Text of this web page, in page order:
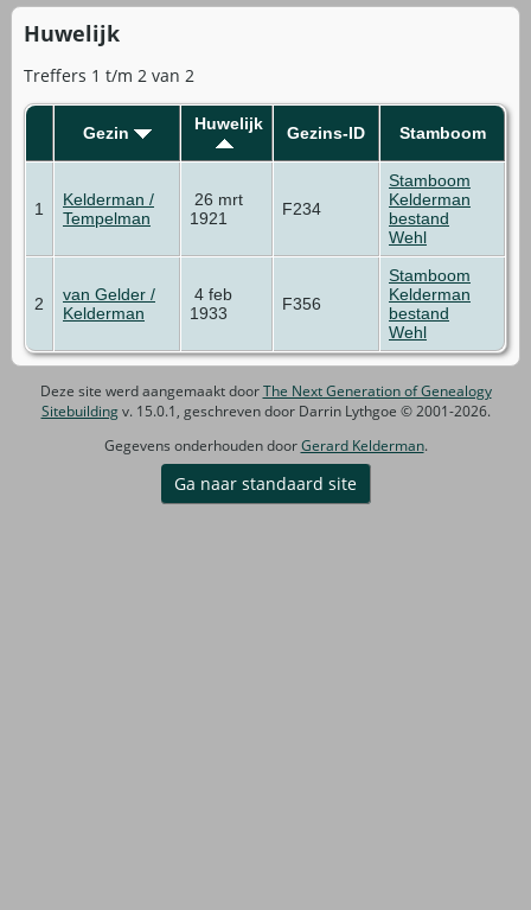
Huwelijk
Treffers 1 t/m 2 van 2
Gezin Huwelijk Gezins-ID Stamboom
1
Kelderman /
Tempelman
26 mrt
1921
F234
Stamboom
Kelderman
bestand
Wehl
2
van Gelder /
Kelderman
4 feb
1933
F356
Stamboom
Kelderman
bestand
Wehl
Deze site werd aangemaakt doorThe Next Generation of Genealogy
Sitebuildingv. 15.0.1, geschreven door Darrin Lythgoe © 2001-2026.
Gegevens onderhouden doorGerard Kelderman.
Ga naar standaard site